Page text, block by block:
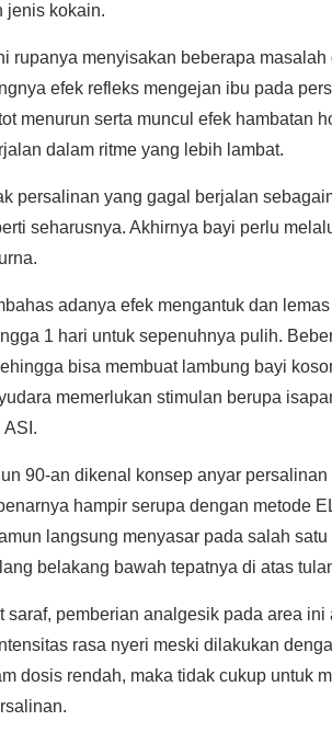
jenis kokain.
rupanya menyisakan beberapa
efek refleks mengejan ibu pada
menurun serta muncul efek hambatan
dalam ritme yang lebih lambat.
persalinan yang gagal berjalan
seharusnya. Akhirnya bayi perlu
adanya efek mengantuk dan
1 hari untuk sepenuhnya pulih.
bisa membuat lambung bayi
memerlukan stimulan berupa
ASI.
90-an dikenal konsep anyar persalinan
hampir serupa dengan metode
langsung menyasar pada salah
belakang bawah tepatnya di atas
saraf, pemberian analgesik pada area
rasa nyeri meski dilakukan
dosis rendah, maka tidak cukup untuk